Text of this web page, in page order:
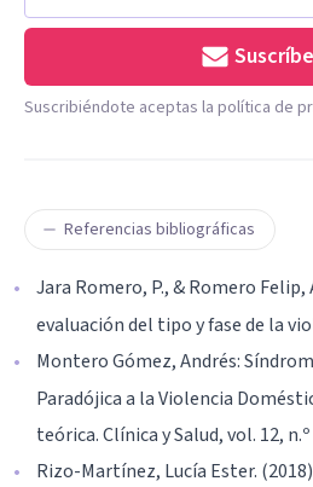
Suscribiéndote aceptas la política de
Referencias bibliográficas
Jara Romero, P., & Romero Felip,
evaluación del tipo y fase de la
Montero Gómez, Andrés:
Paradójica a la Violencia
teórica. Clínica y Salud, vol. 12,
Rizo-Martínez, Lucía Ester.